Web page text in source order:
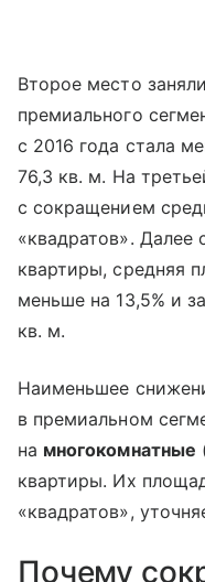
Второе место заняли
премиального
с 2016 года стала
76,3 кв. м. На
с сокращением
«квадратов». Далее
квартиры, средняя
меньше на 13,5% и
кв. м.
Наименьшее
в премиальном
на многокомнатные
квартиры. Их
«квадратов»,
Почему